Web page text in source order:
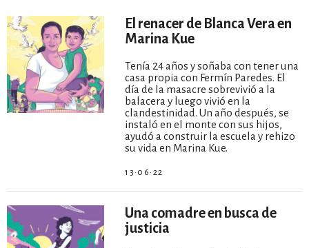
El renacer de Blanca Vera en
Marina Kue
Tenía 24 años y soñaba con tener una
casa propia con Fermín Paredes. El
día de la masacre sobrevivió a la
balacera y luego vivió en la
clandestinidad. Un año después, se
instaló en el monte con sus hijos,
ayudó a construir la escuela y rehizo
su vida en Marina Kue.
13·06·22
Una comadre en busca de
justicia